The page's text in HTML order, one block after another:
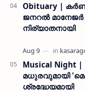
Obituary |
ജനറൽ മാനേജർ
നിര്യാതനായി
Musical Night
മധുരവുമായി
ശ്രദ്ധേയമായി